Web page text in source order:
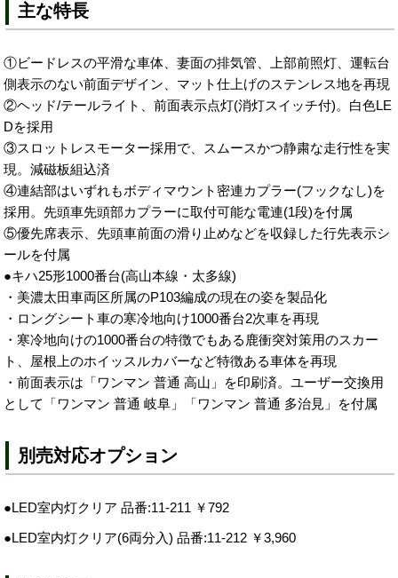
主な特長
①ビードレスの平滑な車体、妻面の排気管、上部前照灯、運転台
側表示のない前面デザイン、マット仕上げのステンレス地を再現
②ヘッド/テールライト、前面表示点灯(消灯スイッチ付)。白色LE
Dを採用
③スロットレスモーター採用で、スムースかつ静粛な走行性を実
現。減磁板組込済
④連結部はいずれもボディマウント密連カプラー(フックなし)を
採用。先頭車先頭部カプラーに取付可能な電連(1段)を付属
⑤優先席表示、先頭車前面の滑り止めなどを収録した行先表示シ
ールを付属
●キハ25形1000番台(高山本線・太多線)
・美濃太田車両区所属のP103編成の現在の姿を製品化
・ロングシート車の寒冷地向け1000番台2次車を再現
・寒冷地向けの1000番台の特徴でもある鹿衝突対策用のスカー
ト、屋根上のホイッスルカバーなど特徴ある車体を再現
・前面表示は「ワンマン 普通 高山」を印刷済。ユーザー交換用
として「ワンマン 普通 岐阜」「ワンマン 普通 多治見」を付属
別売対応オプション
●LED室内灯クリア 品番:11-211 ￥792
●LED室内灯クリア(6両分入) 品番:11-212 ￥3,960